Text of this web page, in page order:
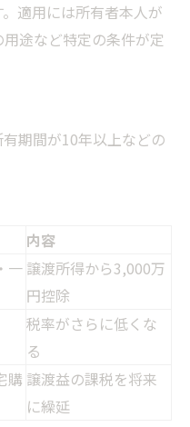
適用には所有者本人が
途など特定の条件が定
期間が10年以上などの
内容
一 譲渡所得から3,000万
円控除
税率がさらに低くな
る
購 譲渡益の課税を将来
に繰延